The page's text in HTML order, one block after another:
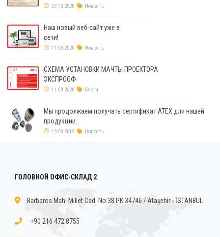
27.10.2020 Новость
Наш новый веб-сайт уже в
сети!
11.09.2020 Новость
СХЕМА УСТАНОВКИ МАЧТЫ ПРОЕКТОРА
ЭКСПРООФ
11.09.2020 Блоги
Мы продолжаем получать сертификат ATEX для нашей
продукции.
19.08.2019 Новость
ГОЛОВНОЙ ОФИС-СКЛАД 2
Barbaros Mah. Millet Cad. No:38 PK.34746 / Ataşehir - İSTANBUL
+90 216 472 8755